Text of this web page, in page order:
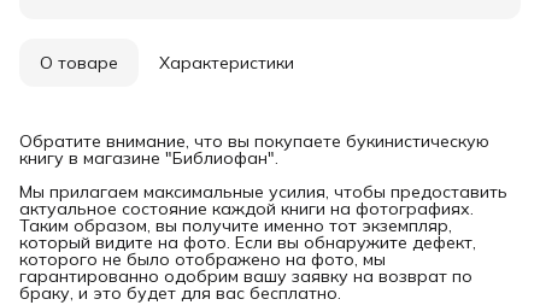
О товаре Характеристики
Обратите внимание, что вы покупаете букинистическую
книгу в магазине "Библиофан".
Мы прилагаем максимальные усилия, чтобы предоставить
актуальное состояние каждой книги на фотографиях.
Таким образом, вы получите именно тот экземпляр,
который видите на фото. Если вы обнаружите дефект,
которого не было отображено на фото, мы
гарантированно одобрим вашу заявку на возврат по
браку, и это будет для вас бесплатно.